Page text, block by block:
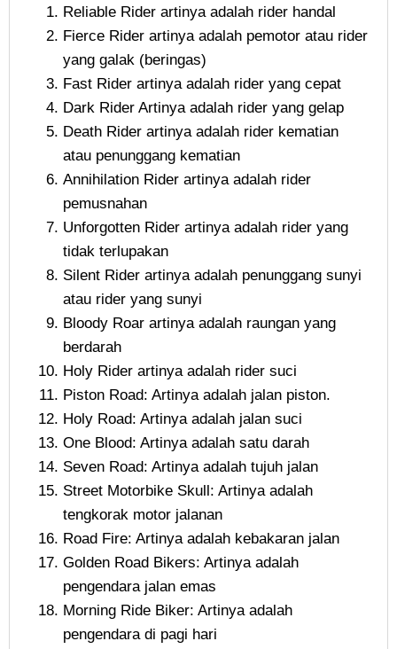
Reliable Rider artinya adalah rider handal
Fierce Rider artinya adalah pemotor atau rider
yang galak (beringas)
Fast Rider artinya adalah rider yang cepat
Dark Rider Artinya adalah rider yang gelap
Death Rider artinya adalah rider kematian
atau penunggang kematian
Annihilation Rider artinya adalah rider
pemusnahan
Unforgotten Rider artinya adalah rider yang
tidak terlupakan
Silent Rider artinya adalah penunggang sunyi
atau rider yang sunyi
Bloody Roar artinya adalah raungan yang
berdarah
Holy Rider artinya adalah rider suci
Piston Road: Artinya adalah jalan piston.
Holy Road: Artinya adalah jalan suci
One Blood: Artinya adalah satu darah
Seven Road: Artinya adalah tujuh jalan
Street Motorbike Skull: Artinya adalah
tengkorak motor jalanan
Road Fire: Artinya adalah kebakaran jalan
Golden Road Bikers: Artinya adalah
pengendara jalan emas
Morning Ride Biker: Artinya adalah
pengendara di pagi hari